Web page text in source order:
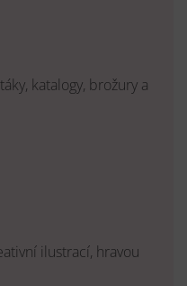
katalogy, brožury a
ilustrací, hravou